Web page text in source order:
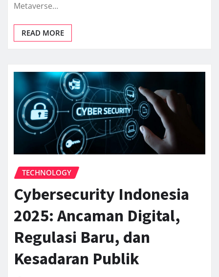
Metaverse…
READ MORE
TECHNOLOGY
Cybersecurity Indonesia
2025: Ancaman Digital,
Regulasi Baru, dan
Kesadaran Publik